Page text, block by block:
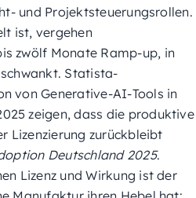
und Projektsteuerungsrollen.
ist, vergehen
zwölf Monate Ramp-up, in
Statista-
von Generative-AI-Tools in
zeigen, dass die produktive
Lizenzierung zurückbleibt
Deutschland 2025.
Lizenz und Wirkung ist der